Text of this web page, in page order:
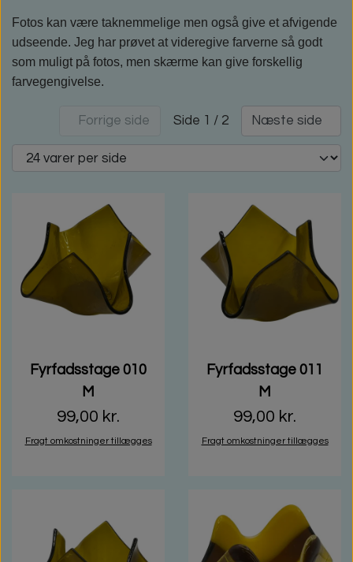
Fotos kan være taknemmelige men også give et afvigende
udseende. Jeg har prøvet at videregive farverne så godt
som muligt på fotos, men skærme kan give forskellig
farvegengivelse.
Forrige side Side 1 / 2 Næste side
Fyrfadsstage 010
M
99,00 kr.
Fragt omkostninger tillægges
Fyrfadsstage 011
M
99,00 kr.
Fragt omkostninger tillægges